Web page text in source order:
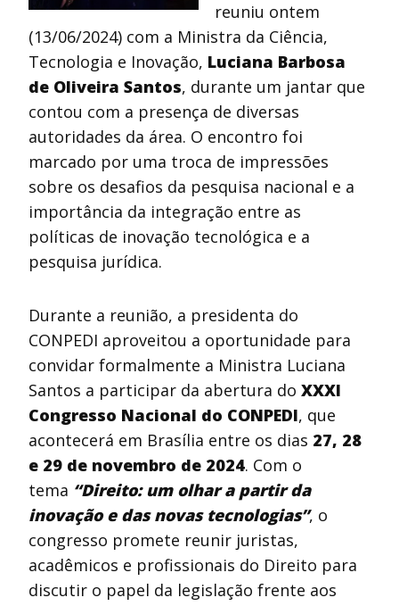
reuniu ontem
(13/06/2024) com a Ministra da Ciência,
Tecnologia e Inovação, Luciana Barbosa
de Oliveira Santos, durante um jantar que
contou com a presença de diversas
autoridades da área. O encontro foi
marcado por uma troca de impressões
sobre os desafios da pesquisa nacional e a
importância da integração entre as
políticas de inovação tecnológica e a
pesquisa jurídica.
Durante a reunião, a presidenta do
CONPEDI aproveitou a oportunidade para
convidar formalmente a Ministra Luciana
Santos a participar da abertura doXXXI
Congresso Nacional do CONPEDI, que
acontecerá em Brasília entre os dias 27, 28
e 29 de novembro de 2024. Com o
tema “Direito: um olhar a partir da
inovação e das novas tecnologias”, o
congresso promete reunir juristas,
acadêmicos e profissionais do Direito para
discutir o papel da legislação frente aos